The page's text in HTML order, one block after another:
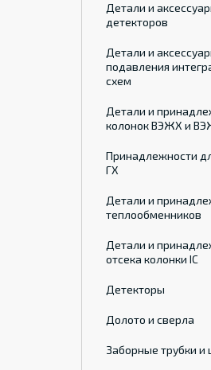
Детали и
детекторов
Детали и
подавления
схем
Детали и
колонок ВЭЖХ и
Принадлежности
ГХ
Детали и
теплообменников
Детали и
отсека колонки IC
Детекторы
Долото и сверла
Заборные трубки и